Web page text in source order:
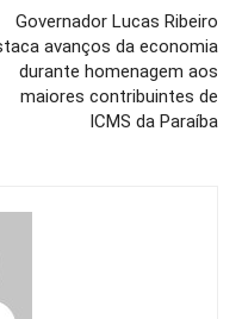
Governador Lucas Ribeiro
avanços da economia
durante homenagem aos
maiores contribuintes de
ICMS da Paraíba